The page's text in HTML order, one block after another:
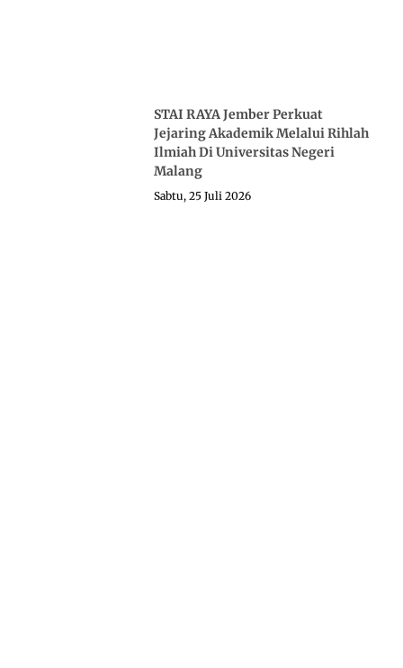
STAI RAYA Jember Perkuat
Jejaring Akademik Melalui Rihlah
Ilmiah Di Universitas Negeri
Malang
Sabtu, 25 Juli 2026